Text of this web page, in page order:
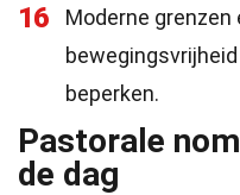
16
Moderne
beperken.
Pastorale
de dag